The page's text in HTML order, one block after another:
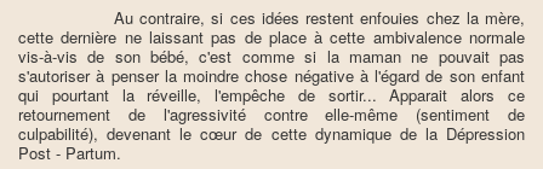
Au contraire, si ces idées restent enfouies chez la mère,
cette dernière ne laissant pas de place à cette ambivalence normale
vis-à-vis de son bébé, c'est comme si la maman ne pouvait pas
s'autoriser à penser la moindre chose négative à l'égard de son enfant
qui pourtant la réveille, l'empêche de sortir... Apparait alors ce
retournement de l'agressivité contre elle-même (sentiment de
culpabilité), devenant le cœur de cette dynamique de la Dépression
Post - Partum.